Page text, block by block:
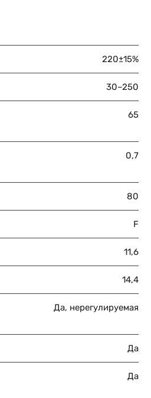
220±15%
30–250
65
0,7
80
F
11,6
14,4
Да, нерегулируемая
Да
Да